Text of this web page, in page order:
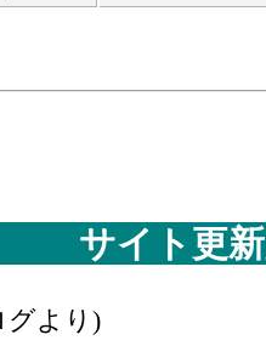
サイト更
グより)